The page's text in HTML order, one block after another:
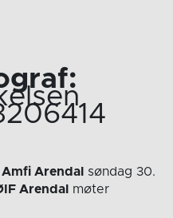
Arendal
søndag 30.
Arendal
møter